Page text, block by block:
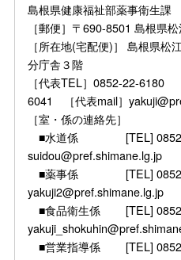
島根県健康福祉部薬事衛生課
［郵便］〒690-8501 島根県
［所在地(宅配便)］ 島根県松
分庁舎３階
［代表TEL］0852-22-6180
6041 ［代表mail］
［室・係の連絡先］
■水道係 [TEL] 0852-
suidou@pref.shimane.lg.jp
■薬事係 [TEL] 0852-
yakuji2@pref.shimane.lg.jp
■食品衛生係 [TEL]
■営業指導係 [TEL]